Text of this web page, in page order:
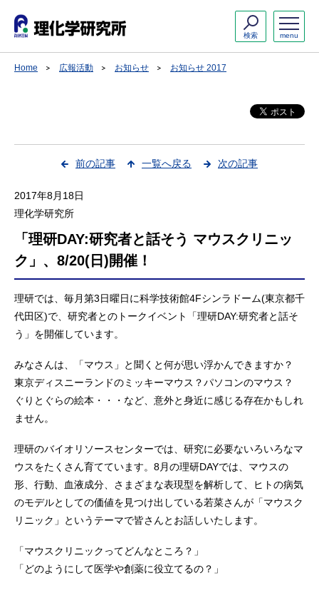
menu
検索
Home 広報活動 お知らせ お知らせ 2017
前の記事 一覧へ戻る 次の記事
2017年8月18日
理化学研究所
「理研DAY:研究者と話そう マウスクリニッ
ク」、8/20(日)開催！
理研では、毎月第3日曜日に科学技術館4Fシンラドーム(東京都千
代田区)で、研究者とのトークイベント「理研DAY:研究者と話そ
う」を開催しています。
みなさんは、「マウス」と聞くと何が思い浮かんできますか？
東京ディスニーランドのミッキーマウス？パソコンのマウス？
ぐりとぐらの絵本・・・など、意外と身近に感じる存在かもしれ
ません。
理研のバイオリソースセンターでは、研究に必要ないろいろなマ
ウスをたくさん育てています。8月の理研DAYでは、マウスの
形、行動、血液成分、さまざまな表現型を解析して、ヒトの病気
のモデルとしての価値を見つけ出している若菜さんが「マウスク
リニック」というテーマで皆さんとお話しいたします。
「マウスクリニックってどんなところ？」
「どのようにして医学や創薬に役立てるの？」